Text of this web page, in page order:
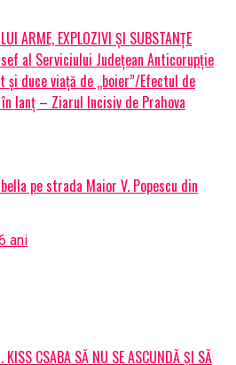
ARME, EXPLOZIVI ŞI SUBSTANŢE
sef al Serviciului Judeţean Anticorupţie
și duce viață de „boier”/Efectul de
lanț – Ziarul Incisiv de Prahova
pe strada Maior V. Popescu din
ani
KISS CSABA SĂ NU SE ASCUNDĂ ȘI SĂ